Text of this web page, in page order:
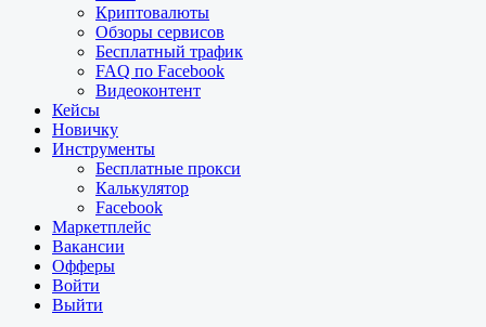
Криптовалюты
Обзоры сервисов
Бесплатный трафик
FAQ по Facebook
Видеоконтент
Кейсы
Новичку
Инструменты
Бесплатные прокси
Калькулятор
Facebook
Маркетплейс
Вакансии
Офферы
Войти
Выйти